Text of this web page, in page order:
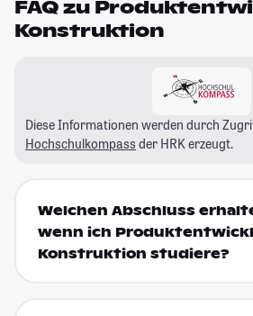
FAQ zu
Konstruktion
Diese Informationen werden durch
Hochschulkompass der HRK erzeugt.
Welchen Abschluss
wenn ich
Konstruktion studiere?